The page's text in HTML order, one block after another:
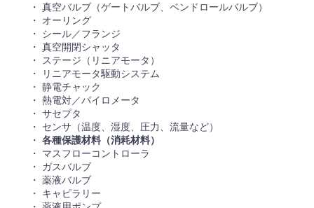
真空バルブ（ゲートバルブ、ベンドロールバルブ）
オーリング
シール／フランジ
真空開閉シャッタ
ステージ（リニアモータ）
リニアモータ駆動システム
静電チャック
熱電対／パイロメータ
サセプタ
センサ（温度、湿度、圧力、流量など）
各種保護材料（消耗材料）
マスフローコントローラ
ガスバルブ
薬液バルブ
キャピラリー